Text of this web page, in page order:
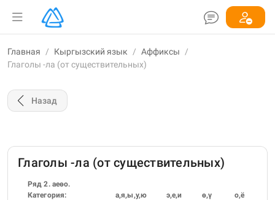
Главная / Кыргызский язык / Аффиксы
/
Глаголы -ла (от существительных)
Назад
Глаголы -ла (от существительных)
Ряд 2. аеөо.
Категория:
а,я,ы,у,ю э,е,и ө,ү о,ё